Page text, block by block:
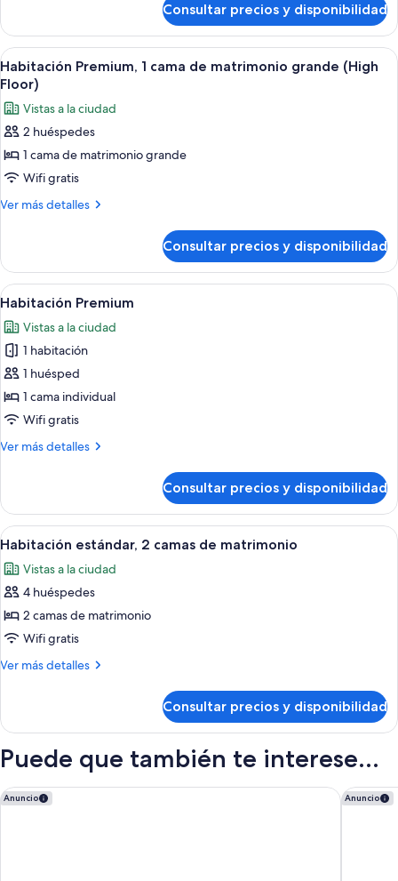
de
matrimonio
(High
Floor)
Premium,
camas
de
matrimonio
(High
Floor)
Consultar precios y disponibilidad
Abrir
todas
las
fotos
de
Habitación
Premium,
1
matrimonio
grande
(High
Floor)
Edredones de plumas, caja fuerte,
7
Habitación Premium, 1 cama de matrimonio grande (High
Floor)
Vistas a la ciudad
2 huéspedes
1 cama de matrimonio grande
Wifi gratis
Ver más detalles
Más
Premium,
cama
matrimonio
grande
(High
Floor)
Consultar precios y disponibilidad
Abrir
todas
las
fotos
de
Habitación
Premium
Habitación de hotel con cama,
8
Habitación Premium
Vistas a la ciudad
1 habitación
1 huésped
1 cama individual
Wifi gratis
Ver más detalles
Más
Premium
Consultar precios y disponibilidad
Abrir
todas
las
fotos
de
Habitación
estándar,
de
matrimonio
Habitación de hotel con dos camas,
8
Habitación estándar, 2 camas de matrimonio
Vistas a la ciudad
4 huéspedes
2 camas de matrimonio
Wifi gratis
Ver más detalles
Más
estándar,
camas
matrimonio
Consultar precios y disponibilidad
Puede que también te interese...
Anuncio
Hilton Garden Inn LAX Los Angeles Airport Anuncio
Hilton